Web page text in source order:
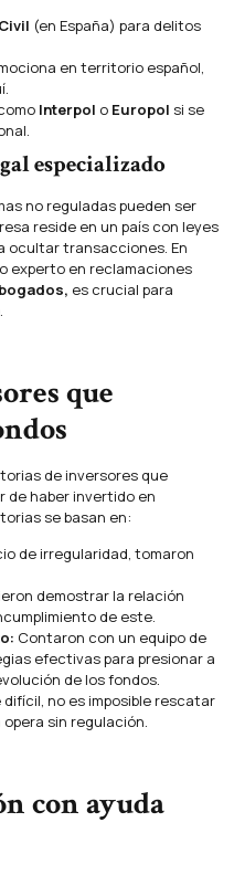
(en España) para delitos
en territorio español,
Interpol o Europol si se
especializado
no reguladas pueden ser
reside en un país con leyes
ocultar transacciones. En
experto en reclamaciones
, es crucial para
que
de inversores que
de haber invertido en
se basan en:
de irregularidad, tomaron
demostrar la relación
de este.
Contaron con un equipo de
efectivas para presionar a
de los fondos.
no es imposible rescatar
sin regulación.
con ayuda